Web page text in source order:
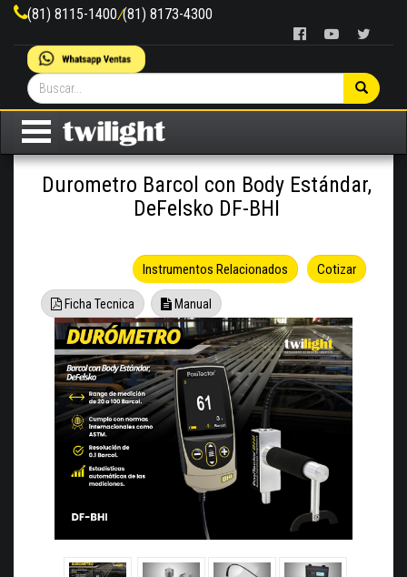
(81) 8115-1400/(81) 8173-4300
Durometro Barcol con Body Estándar,
DeFelsko DF-BHI
Cotizar
Instrumentos Relacionados
Ficha Tecnica Manual